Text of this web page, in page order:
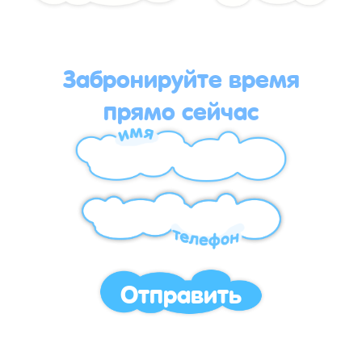
Забронируйте время
прямо сейчас
Отправить